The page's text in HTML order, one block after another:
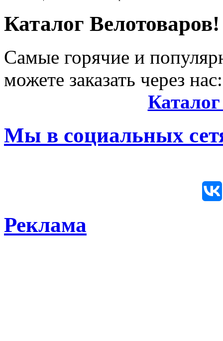
Каталог Велотоваров!
Самые горячие и
можете заказать через нас:
Мы в социальных
Реклама